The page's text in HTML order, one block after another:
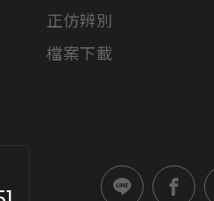
正仿辨別
檔案下載